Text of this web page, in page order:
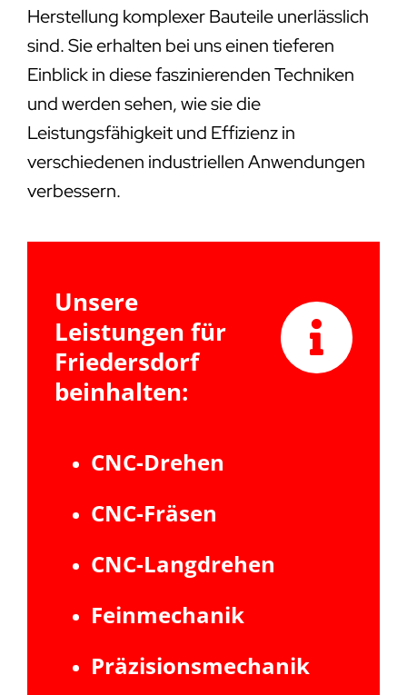
Herstellung komplexer Bauteile unerlässlich
sind. Sie erhalten bei uns einen tieferen
Einblick in diese faszinierenden Techniken
und werden sehen, wie sie die
Leistungsfähigkeit und Effizienz in
verschiedenen industriellen Anwendungen
verbessern.
Unsere
Leistungen für
Friedersdorf
beinhalten:
CNC-Drehen
CNC-Fräsen
CNC-Langdrehen
Feinmechanik
Präzisionsmechanik